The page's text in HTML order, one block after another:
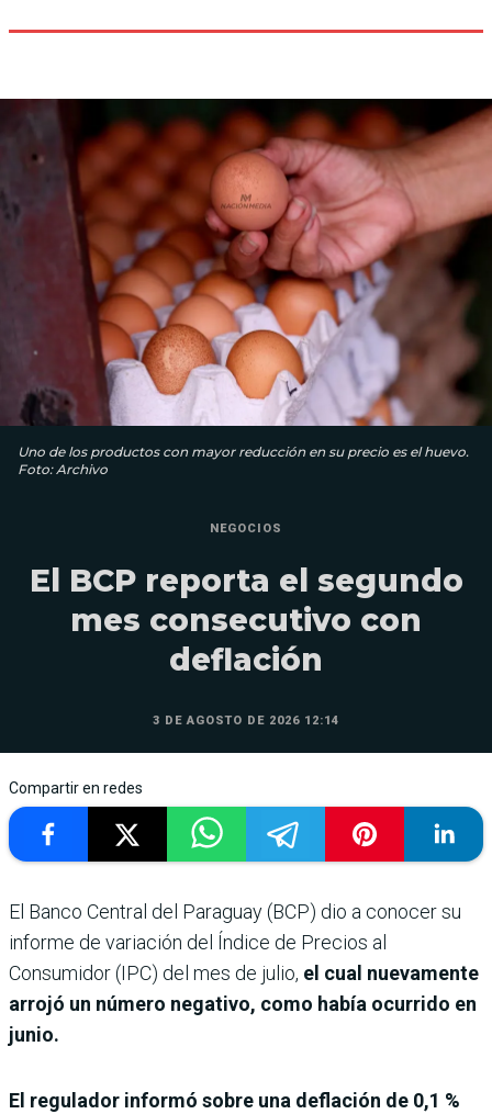
Uno de los productos con mayor reducción en su precio es el huevo.
Foto: Archivo
NEGOCIOS
El BCP reporta el segundo
mes consecutivo con
deflación
3 DE AGOSTO DE 2026 12:14
Compartir en redes
El Banco Central del Paraguay (BCP) dio a conocer su
informe de variación del Índice de Precios al
Consumidor (IPC) del mes de julio, el cual nuevamente
arrojó un número negativo, como había ocurrido en
junio.
El regulador informó sobre una deflación de 0,1 %